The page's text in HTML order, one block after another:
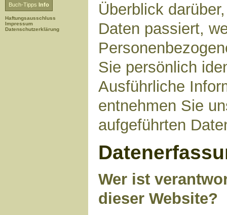
Buch-Tipps Info
Haftungsausschluss
Impressum
Datenschutzerklärung
Überblick
Daten passiert,
Sie persönlich
Ausführliche
entnehmen Sie
aufgeführten
Wer ist
dieser Website?